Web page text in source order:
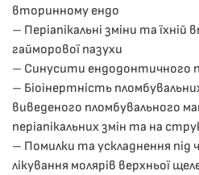
вторинному ендо
– Періапікальні зміни та
гайморової пазухи
– Синусити ендодонтичного
– Біоінертність
виведеного пломбувального
періапікальних змін та на
– Помилки та ускладнення під
лікування молярів верхньої